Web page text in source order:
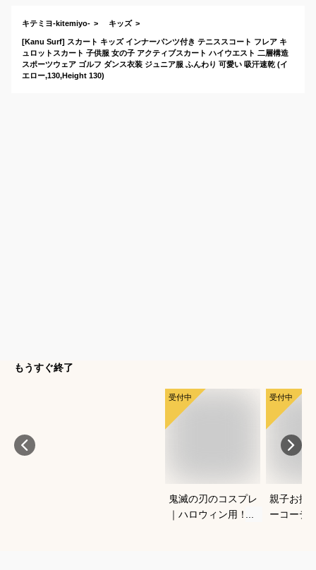
キテミヨ-kitemiyo- キッズ
[Kanu Surf] スカート キッズ インナーパンツ付き テニススコート フレア キ
ュロットスカート 子供服 女の子 アクティブスカート ハイウエスト 二層構造
スポーツウェア ゴルフ ダンス衣装 ジュニア服 ふんわり 可愛い 吸汗速乾 (イ
エロー,130,Height 130)
もうすぐ終了
受付中
鬼滅の刃のコスプレ
｜ハロウィン用！キ
受付中
親子お揃
ーコーデ